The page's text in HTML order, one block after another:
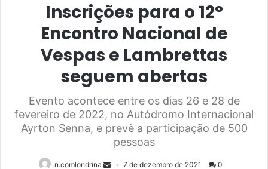
Inscrições para o 12°
Encontro Nacional de
Vespas e Lambrettas
seguem abertas
Evento acontece entre os dias 26 e 28 de
fevereiro de 2022, no Autódromo Internacional
Ayrton Senna, e prevê a participação de 500
pessoas
n.comlondrina 7 de dezembro de 2021 0